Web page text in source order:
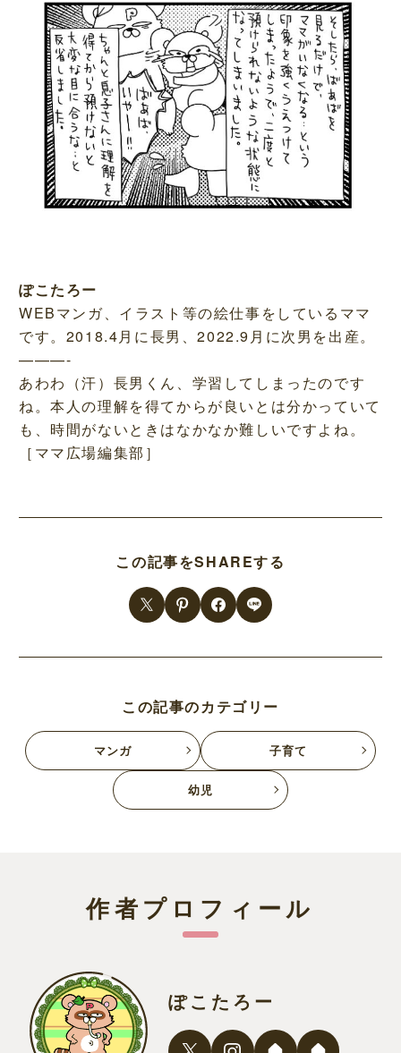
ぽこたろー
WEBマンガ、イラスト等の絵仕事をしているママ
です。2018.4月に長男、2022.9月に次男を出産。
———-
あわわ（汗）長男くん、学習してしまったのです
ね。本人の理解を得てからが良いとは分かっていて
も、時間がないときはなかなか難しいですよね。
［ママ広場編集部］
この記事をSHAREする
この記事のカテゴリー
マンガ 子育て
幼児
作者プロフィール
ぽこたろー